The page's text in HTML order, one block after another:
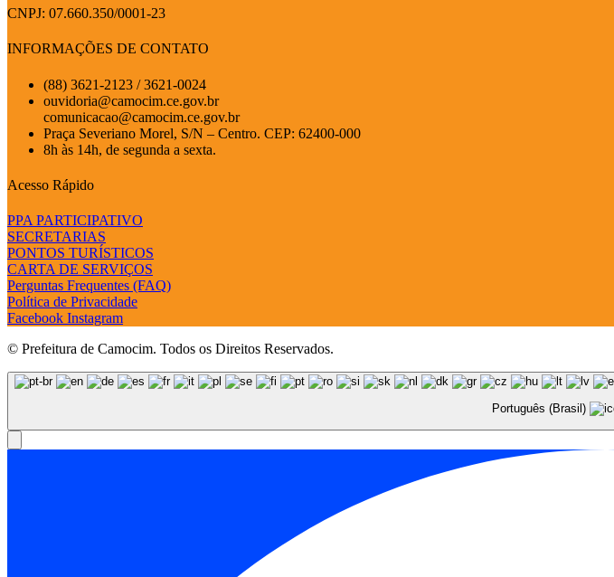
CNPJ: 07.660.350/0001-23
INFORMAÇÕES DE CONTATO
(88) 3621-2123 / 3621-0024
ouvidoria@camocim.ce.gov.br
comunicacao@camocim.ce.gov.br
Praça Severiano Morel, S/N – Centro. CEP: 62400-000
8h às 14h, de segunda a sexta.
Acesso Rápido
PPA PARTICIPATIVO
SECRETARIAS
PONTOS TURÍSTICOS
CARTA DE SERVIÇOS
Perguntas Frequentes (FAQ)
Política de Privacidade
Facebook Instagram
© Prefeitura de Camocim. Todos os Direitos Reservados.
Português (Brasil)